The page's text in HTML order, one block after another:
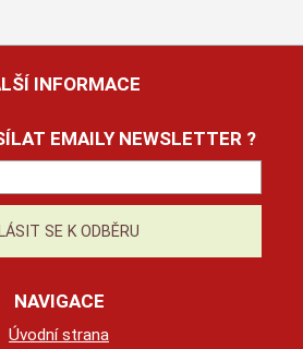
INFORMACE
EMAILY NEWSLETTER ?
NAVIGACE
Úvodní strana